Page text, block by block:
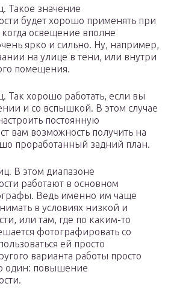
Такое значение
будет хорошо применять при
освещение вполне
ярко и сильно. Ну, например,
на улице в тени, или внутри
помещения.
Так хорошо работать, если вы
и со вспышкой. В этом случае
постоянную
вам возможность получить на
проработанный задний план.
В этом диапазоне
работают в основном
Ведь именно им чаще
в условиях низкой и
или там, где по каким-то
фотографировать со
ей просто
варианта работы просто
один: повышение